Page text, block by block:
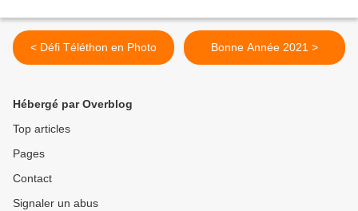
< Défi Téléthon en Photo Bonne Année 2021 >
Hébergé par Overblog
Top articles
Pages
Contact
Signaler un abus